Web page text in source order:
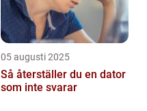
05 augusti 2025
Så återställer du en dator
som inte svarar